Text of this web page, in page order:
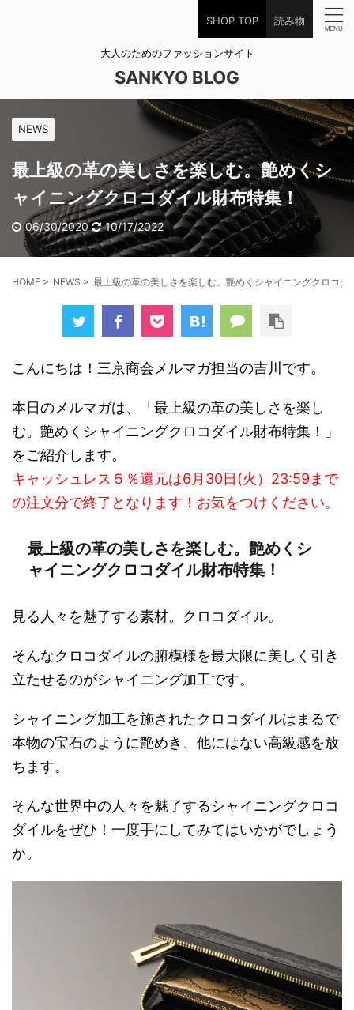
SHOP TOP 読み物
大人のためのファッションサイト
SANKYO BLOG
NEWS
最上級の革の美しさを楽しむ。艶めくシ
ャイニングクロコダイル財布特集！
06/30/2020 10/17/2022
HOME > NEWS > 最上級の革の美しさを楽しむ。艶めくシャイニングクロコダ
こんにちは！三京商会メルマガ担当の吉川です。
本日のメルマガは、「最上級の革の美しさを楽し
む。艶めくシャイニングクロコダイル財布特集！」
をご紹介します。
キャッシュレス５％還元は6月30日(火）23:59まで
の注文分で終了となります！お気をつけください。
最上級の革の美しさを楽しむ。艶めくシ
ャイニングクロコダイル財布特集！
見る人々を魅了する素材。クロコダイル。
そんなクロコダイルの腑模様を最大限に美しく引き
立たせるのがシャイニング加工です。
シャイニング加工を施されたクロコダイルはまるで
本物の宝石のように艶めき、他にはない高級感を放
ちます。
そんな世界中の人々を魅了するシャイニングクロコ
ダイルをぜひ！一度手にしてみてはいかがでしょう
か。